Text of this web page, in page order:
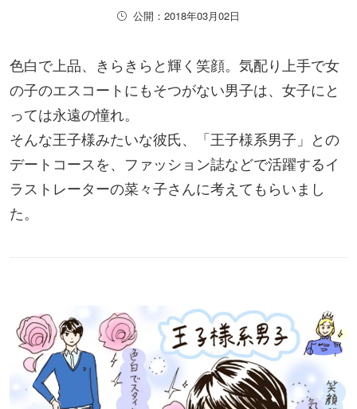
公開：2018年03月02日
色白で上品、きらきらと輝く笑顔。気配り上手で女
の子のエスコートにもそつがない男子は、女子にと
っては永遠の憧れ。
そんな王子様みたいな彼氏、「王子様系男子」との
デートコースを、ファッション誌などで活躍するイ
ラストレーターの菜々子さんに考えてもらいまし
た。